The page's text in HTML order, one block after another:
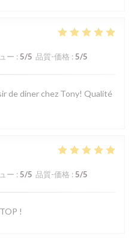
ー : 5/5 品質-価格 : 5/5
de diner chez Tony! Qualité
ー : 5/5 品質-価格 : 5/5
!